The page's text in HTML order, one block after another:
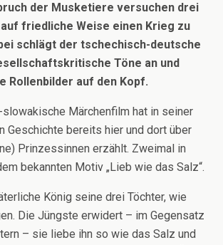
der Musketiere versuchen drei
friedliche Weise einen Krieg zu
schlägt der tschechisch-deutsche
Töne an und
Rollenbilder auf den Kopf.
Märchenfilm hat in seiner
Geschichte bereits hier und dort über
Prinzessinnen erzählt. Zweimal in
bekannten Motiv „Lieb wie das Salz“.
König seine drei Töchter, wie
Die Jüngste erwidert – im Gegensatz
– sie liebe ihn so wie das Salz und